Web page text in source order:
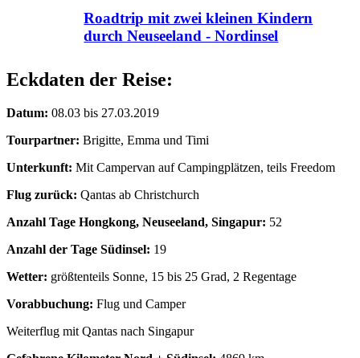
Roadtrip mit zwei kleinen Kindern
durch Neuseeland - Nordinsel
Eckdaten der Reise:
Datum: 08.03 bis 27.03.2019
Tourpartner: Brigitte, Emma und Timi
Unterkunft: Mit Campervan auf Campingplätzen, teils Freedom
Flug zurück: Qantas ab Christchurch
Anzahl Tage Hongkong, Neuseeland, Singapur: 52
Anzahl der Tage Südinsel: 19
Wetter: größtenteils Sonne, 15 bis 25 Grad, 2 Regentage
Vorabbuchung: Flug und Camper
Weiterflug mit Qantas nach Singapur